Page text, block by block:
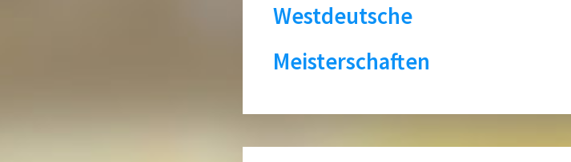
Westdeutsche
Meisterschaften